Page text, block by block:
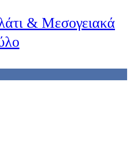
& Μεσογειακά